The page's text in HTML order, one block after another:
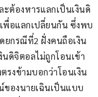
ต้องหารแลกเป็นเงินดิ
พื่อแลกเปลี่ยนกัน ซึ่งพบ
ยกรณีที่2 ฝั่งคนถือเงิน
ดิจิตอลไม่ถูกโอนเข้า
รงข้ามบอกว่าโอนเงิน
ของนายเฉินเป็นแบบ